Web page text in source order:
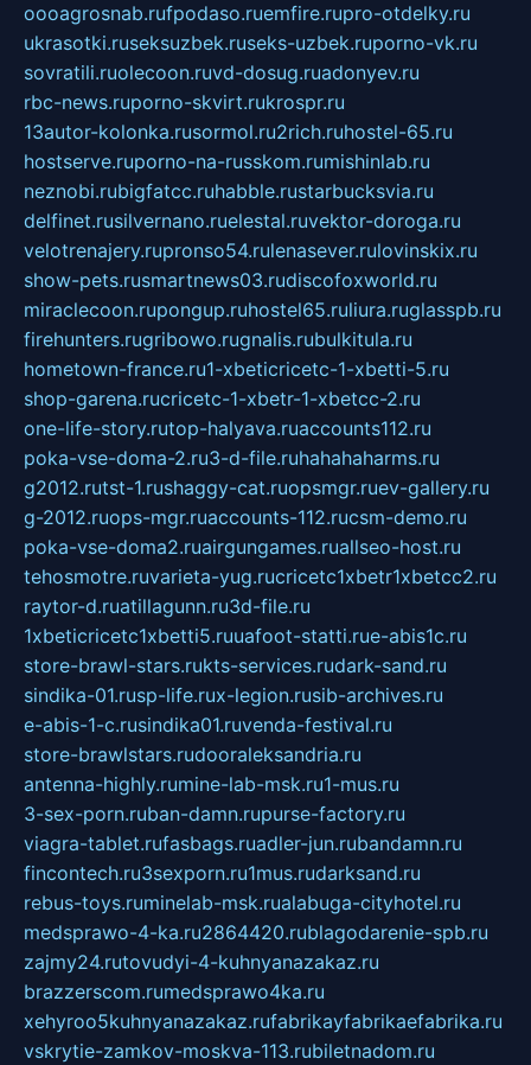
oooagrosnab.rufpodaso.ruemfire.rupro-otdelky.ru
ukrasotki.ruseksuzbek.ruseks-uzbek.ruporno-vk.ru
sovratili.ruolecoon.ruvd-dosug.ruadonyev.ru
rbc-news.ruporno-skvirt.rukrospr.ru
13autor-kolonka.rusormol.ru2rich.ruhostel-65.ru
hostserve.ruporno-na-russkom.rumishinlab.ru
neznobi.rubigfatcc.ruhabble.rustarbucksvia.ru
delfinet.rusilvernano.ruelestal.ruvektor-doroga.ru
velotrenajery.rupronso54.rulenasever.rulovinskix.ru
show-pets.rusmartnews03.rudiscofoxworld.ru
miraclecoon.rupongup.ruhostel65.ruliura.ruglasspb.ru
firehunters.rugribowo.rugnalis.rubulkitula.ru
hometown-france.ru1-xbeticricetc-1-xbetti-5.ru
shop-garena.rucricetc-1-xbetr-1-xbetcc-2.ru
one-life-story.rutop-halyava.ruaccounts112.ru
poka-vse-doma-2.ru3-d-file.ruhahahaharms.ru
g2012.rutst-1.rushaggy-cat.ruopsmgr.ruev-gallery.ru
g-2012.ruops-mgr.ruaccounts-112.rucsm-demo.ru
poka-vse-doma2.ruairgungames.ruallseo-host.ru
tehosmotre.ruvarieta-yug.rucricetc1xbetr1xbetcc2.ru
raytor-d.ruatillagunn.ru3d-file.ru
1xbeticricetc1xbetti5.ruuafoot-statti.rue-abis1c.ru
store-brawl-stars.rukts-services.rudark-sand.ru
sindika-01.rusp-life.rux-legion.rusib-archives.ru
e-abis-1-c.rusindika01.ruvenda-festival.ru
store-brawlstars.rudooraleksandria.ru
antenna-highly.rumine-lab-msk.ru1-mus.ru
3-sex-porn.ruban-damn.rupurse-factory.ru
viagra-tablet.rufasbags.ruadler-jun.rubandamn.ru
fincontech.ru3sexporn.ru1mus.rudarksand.ru
rebus-toys.ruminelab-msk.rualabuga-cityhotel.ru
medsprawo-4-ka.ru2864420.rublagodarenie-spb.ru
zajmy24.rutovudyi-4-kuhnyanazakaz.ru
brazzerscom.rumedsprawo4ka.ru
xehyroo5kuhnyanazakaz.rufabrikayfabrikaefabrika.ru
vskrytie-zamkov-moskva-113.rubiletnadom.ru